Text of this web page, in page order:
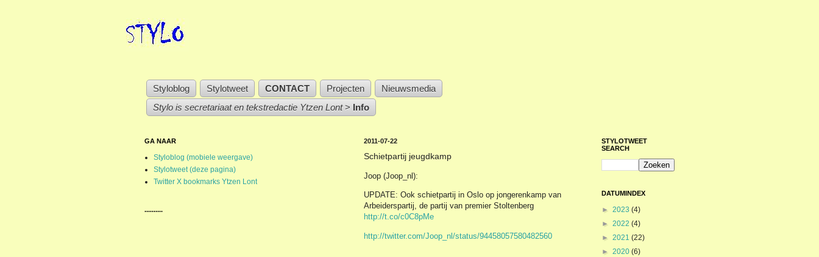
Styloblog Stylotweet CONTACT Projecten
Nieuwsmedia
Stylo is secretariaat en tekstredactie Ytzen Lont> Info
2011-07-22
Schietpartij jeugdkamp
Joop (Joop_nl):
UPDATE: Ook schietpartij in Oslo op jongerenkamp van
Arbeiderspartij, de partij van premier Stoltenberg
http://t.co/c0C8pMe
http://twitter.com/Joop_nl/status/94458057580482560
GA NAAR
Styloblog (mobiele weergave)
Stylotweet (deze pagina)
Twitter X bookmarks Ytzen Lont
..........
STYLOTWEET
SEARCH
DATUMINDEX
► 2023 (4)
► 2022 (4)
► 2021 (22)
► 2020 (6)